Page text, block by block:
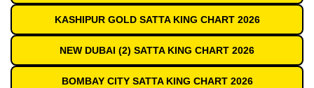
KASHIPUR GOLD SATTA KING CHART 2026
NEW DUBAI (2) SATTA KING CHART 2026
BOMBAY CITY SATTA KING CHART 2026